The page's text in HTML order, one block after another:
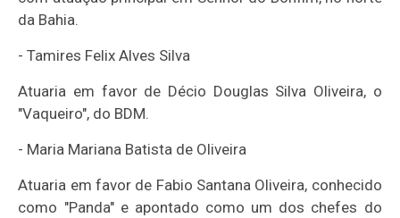
da Bahia.
-Tamires Felix Alves Silva
Atuaria em favor de Décio Douglas Silva Oliveira, o
"Vaqueiro", do BDM.
- Maria Mariana Batista de Oliveira
Atuaria em favor de Fabio Santana Oliveira, conhecido
como "Panda" e apontado como um dos chefes do